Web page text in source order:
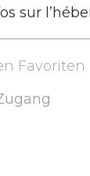
sur
Favoriten